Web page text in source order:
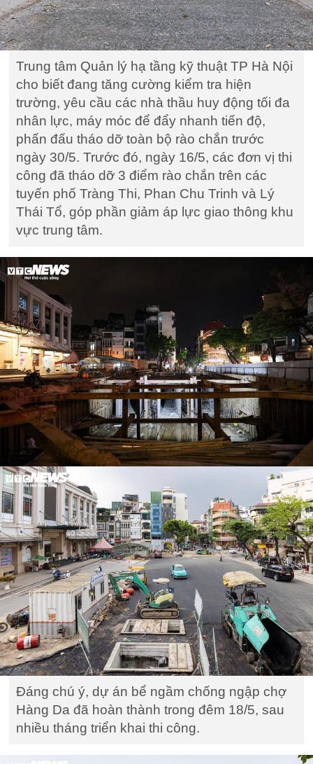
Trung tâm Quản lý hạ tầng kỹ thuật TP Hà Nội
cho biết đang tăng cường kiểm tra hiện
trường, yêu cầu các nhà thầu huy động tối đa
nhân lực, máy móc để đẩy nhanh tiến độ,
phấn đấu tháo dỡ toàn bộ rào chắn trước
ngày 30/5. Trước đó, ngày 16/5, các đơn vị thi
công đã tháo dỡ 3 điểm rào chắn trên các
tuyến phố Tràng Thi, Phan Chu Trinh và Lý
Thái Tổ, góp phần giảm áp lực giao thông khu
vực trung tâm.
Đáng chú ý, dự án bể ngầm chống ngập chợ
Hàng Da đã hoàn thành trong đêm 18/5, sau
nhiều tháng triển khai thi công.